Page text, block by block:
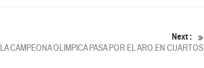
Next :
LA CAMPEONA OLIMPICA PASA POR EL ARO EN CUARTOS